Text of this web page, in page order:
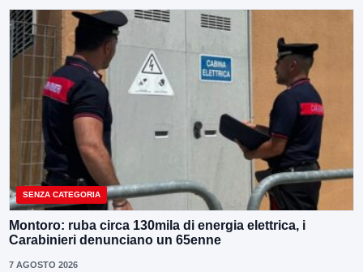
SENZA CATEGORIA
Montoro: ruba circa 130mila di energia elettrica, i
Carabinieri denunciano un 65enne
7 AGOSTO 2026